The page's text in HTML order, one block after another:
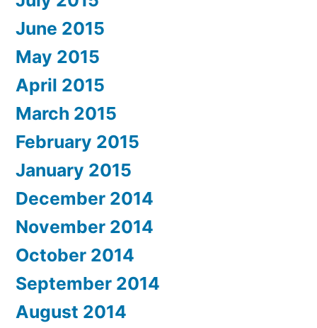
June 2015
May 2015
April 2015
March 2015
February 2015
January 2015
December 2014
November 2014
October 2014
September 2014
August 2014